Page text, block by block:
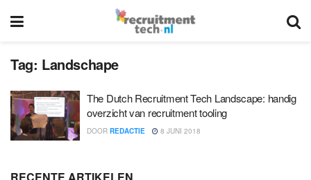
Tag: Landschape
The Dutch Recruitment Tech Landscape: handig
overzicht van recruitment tooling
DOOR REDACTIE 8 JUNI 2018
RECENTE ARTIKELEN